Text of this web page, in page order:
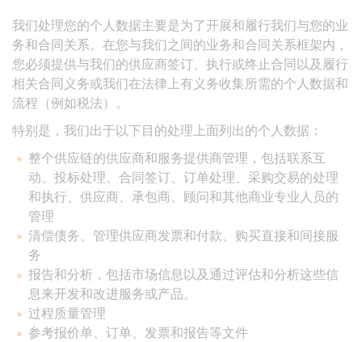
我们处理您的个人数据主要是为了开展和履行我们与您的业
务和合同关系。在您与我们之间的业务和合同关系框架内，
您必须提供与我们的供应商签订、执行或终止合同以及履行
相关合同义务或我们在法律上有义务收集所需的个人数据和
流程（例如税法）。
特别是，我们出于以下目的处理上面列出的个人数据：
整个供应链的供应商和服务提供商管理，包括联系互
动、投标处理、合同签订、订单处理、采购交易的处理
和执行、供应商、承包商、顾问和其他商业专业人员的
管理
清偿债务、管理供应商发票和付款、购买直接和间接服
务
报告和分析，包括市场信息以及通过评估和分析这些信
息来开发和改进服务或产品。
过程质量管理
参考报价单、订单、发票和报告等文件